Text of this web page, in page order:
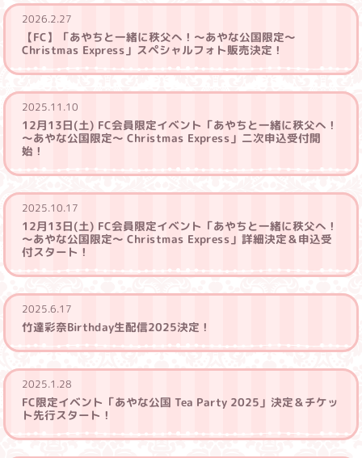
2026.2.27
【FC】「あやちと一緒に秩父へ！～あやな公国限定～
Christmas Express」スペシャルフォト販売決定！
2025.11.10
12月13日(土) FC会員限定イベント「あやちと一緒に秩父へ！
～あやな公国限定～ Christmas Express」二次申込受付開
始！
2025.10.17
12月13日(土) FC会員限定イベント「あやちと一緒に秩父へ！
～あやな公国限定～ Christmas Express」詳細決定＆申込受
付スタート！
2025.6.17
竹達彩奈Birthday生配信2025決定！
2025.1.28
FC限定イベント「あやな公国 Tea Party 2025」決定＆チケッ
ト先行スタート！